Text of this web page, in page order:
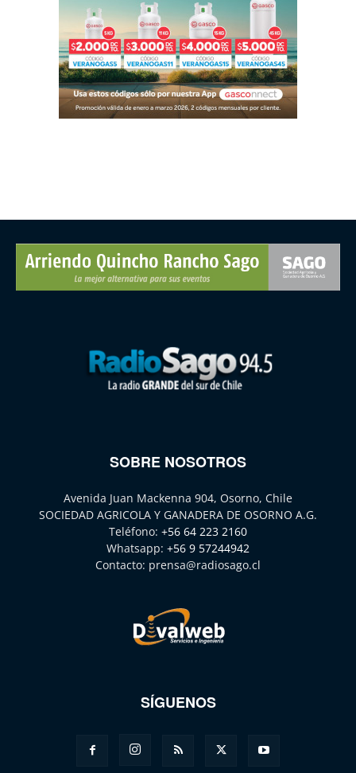
SOBRE NOSOTROS
Avenida Juan Mackenna 904, Osorno, Chile
SOCIEDAD AGRICOLA Y GANADERA DE OSORNO A.G.
Teléfono: +56 64 223 2160
Whatsapp: +56 9 57244942
Contacto: prensa@radiosago.cl
SÍGUENOS